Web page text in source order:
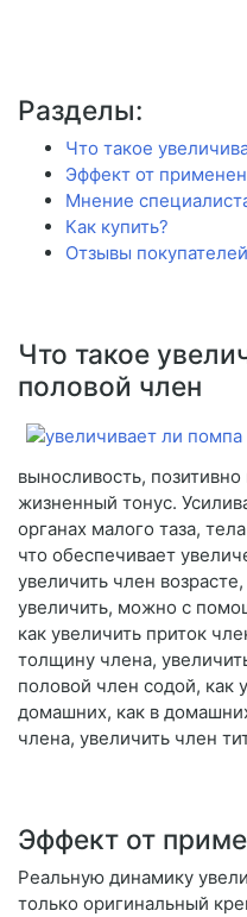
Разделы:
Что такое
Эффект от
Мнение
Как купить?
Отзывы покупателей
Что такое
половой член
выносливость,
жизненный тонус.
органах малого таза,
что обеспечивает
увеличить член
увеличить, можно с
как увеличить приток
толщину члена,
половой член содой, как
домашних, как в
члена, увеличить член
Эффект от
Реальную динамику
только оригинальный